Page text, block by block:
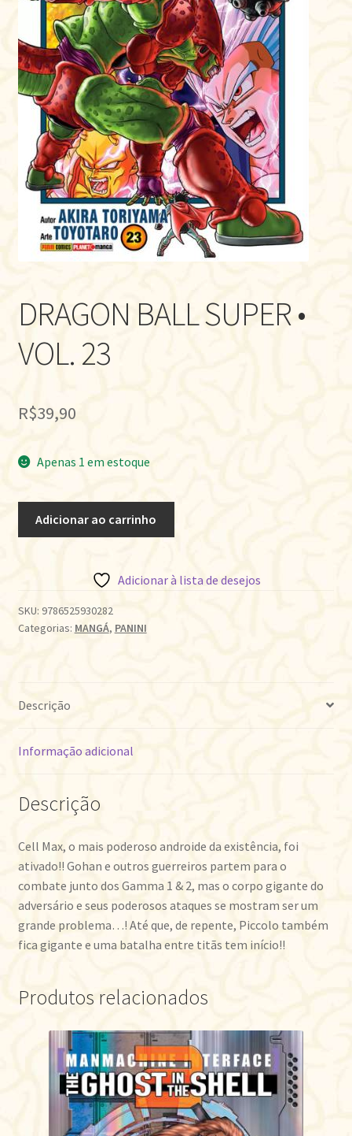
DRAGON BALL SUPER •
VOL. 23
R$39,90
Apenas 1 em estoque
23
quantidade
Adicionar ao carrinho
Adicionar à lista de desejos
SKU: 9786525930282
Categorias: MANGÁ, PANINI
Descrição
Informação adicional
Descrição
Cell Max, o mais poderoso androide da existência, foi
ativado!! Gohan e outros guerreiros partem para o
combate junto dos Gamma 1 & 2, mas o corpo gigante do
adversário e seus poderosos ataques se mostram ser um
grande problema…! Até que, de repente, Piccolo também
fica gigante e uma batalha entre titãs tem início!!
Produtos relacionados